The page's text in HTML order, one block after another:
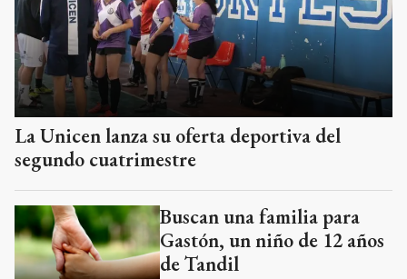
La Unicen lanza su oferta deportiva del
segundo cuatrimestre
Buscan una familia para
Gastón, un niño de 12 años
de Tandil